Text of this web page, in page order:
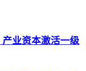
业资本激活一级